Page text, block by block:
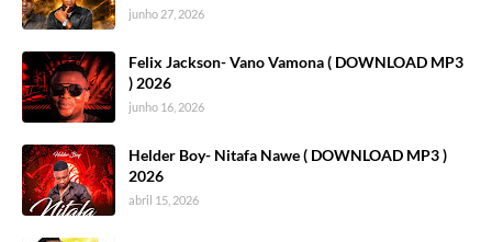
junho 27, 2026
Felix Jackson- Vano Vamona ( DOWNLOAD MP3
) 2026
junho 16, 2026
Helder Boy- Nitafa Nawe ( DOWNLOAD MP3 )
2026
abril 15, 2026